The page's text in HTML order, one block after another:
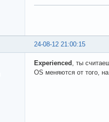
24-08-12 21:00:15
Experienced , ты
OS меняются от того,